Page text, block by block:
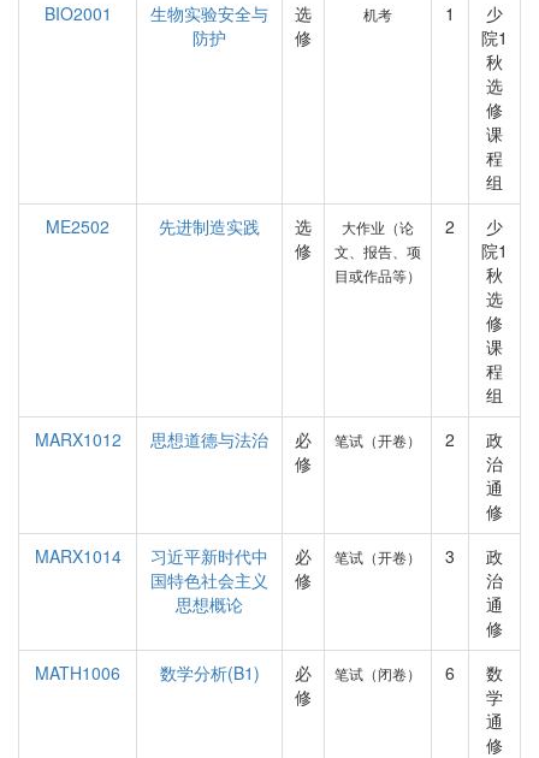
BIO2001
生物实验安全与
防护
选
修
机考 1
少
院1
秋
选
修
课
程
组
ME2502
先进制造实践
选
修
大作业（论
文、报告、项
目或作品等）
2
少
院1
秋
选
修
课
程
组
MARX1012
思想道德与法治
必
修
笔试（开卷） 2
政
治
通
修
MARX1014
习近平新时代中
国特色社会主义
思想概论
必
修
笔试（开卷） 3
政
治
通
修
MATH1006
数学分析(B1)
必
修
笔试（闭卷） 6
数
学
通
修